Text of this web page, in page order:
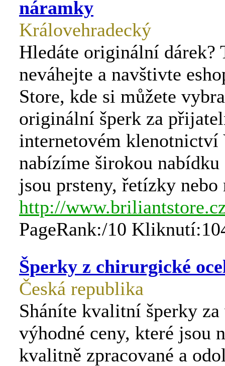
náramky
Královehradecký
Hledáte originální dárek?
neváhejte a navštivte
Store, kde si můžete
originální šperk za
internetovém klenotnictví
nabízíme širokou nabídku
jsou prsteny, řetízky nebo
http://
PageRank:/10
Šperky z chirurgické
Česká republika
Sháníte kvalitní šperky
výhodné ceny, které jsou
kvalitně zpracované a